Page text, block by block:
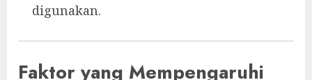
digunakan.
Faktor yang Mempengaruhi